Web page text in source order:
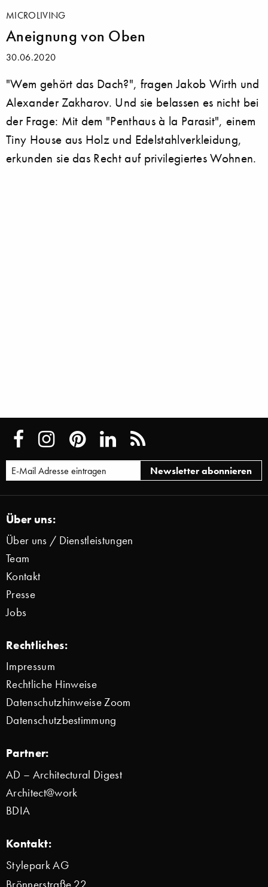
MICROLIVING
Aneignung von Oben
30.06.2020
"Wem gehört das Dach?", fragen Jakob Wirth und
Alexander Zakharov. Und sie belassen es nicht bei
der Frage: Mit dem "Penthaus à la Parasit", einem
Tiny House aus Holz und Edelstahlverkleidung,
erkunden sie das Recht auf privilegiertes Wohnen.
Über uns:
Über uns / Dienstleistungen
Team
Kontakt
Presse
Jobs
Rechtliches:
Impressum
Rechtliche Hinweise
Datenschutzhinweise Zoom
Datenschutzbestimmung
Partner:
AD – Architectural Digest
Architect@work
BDIA
Kontakt:
Stylepark AG
Brönnerstraße 22